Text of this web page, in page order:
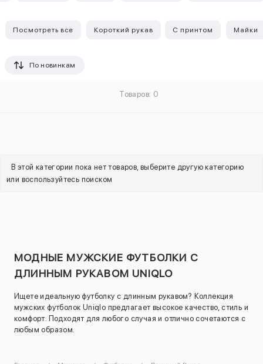
Посмотреть все Короткий рукав С принтом Майки
По новинкам
Товаров: 0
В этой категории пока нет товаров, выберите другую категорию
или воспользуйтесь поиском
МОДНЫЕ МУЖСКИЕ ФУТБОЛКИ С
ДЛИННЫМ РУКАВОМ UNIQLO
Ищете идеальную футболку с длинным рукавом? Коллекция
мужских футболок Uniqlo предлагает высокое качество, стиль и
комфорт. Подходят для любого случая и отлично сочетаются с
любым образом.